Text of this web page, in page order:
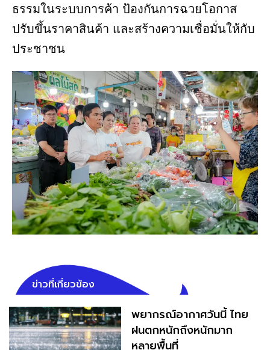
ธรรมในระบบการค้า ป้องกันการฉวยโอกาส
ปรับขึ้นราคาสินค้า และสร้างความเชื่อมั่นให้กับ
ประชาชน
ข่าวที่เกี่ยวข้อง
พยากรณ์อากาศวันนี้ ไทย
ฝนตกหนักถึงหนักมาก
หลายพื้นที่